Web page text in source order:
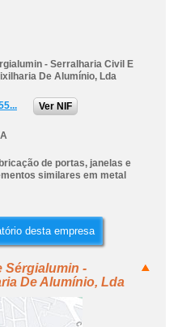
- Serralharia Civil E
De Alumínio, Lda
Ver NIF
de portas, janelas e
similares em metal
desta empresa
Sérgialumin -
De Alumínio, Lda